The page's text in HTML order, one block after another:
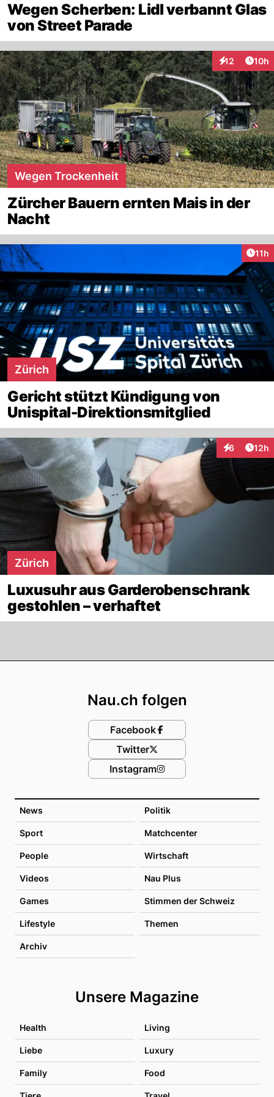
Wegen Scherben: Lidl verbannt Glas
von Street Parade
12
Interaktionen
10h
Wegen Trockenheit
Zürcher Bauern ernten Mais in der
Nacht
11h
Zürich
Gericht stützt Kündigung von
Unispital-Direktionsmitglied
6
Interaktionen
12h
Zürich
Luxusuhr aus Garderobenschrank
gestohlen – verhaftet
News Politik
Sport Matchcenter
People Wirtschaft
Videos Nau Plus
Games Stimmen der Schweiz
Lifestyle Themen
Archiv
Unsere Magazine
Health Living
Liebe Luxury
Family Food
Nau.ch folgen
Facebook
Twitter
Instagram